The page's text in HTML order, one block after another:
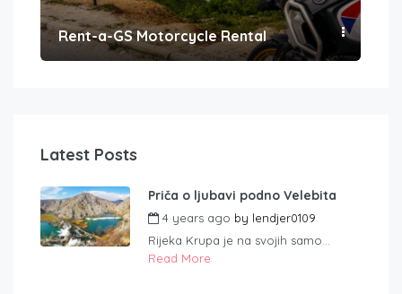
Rent-a-GS Motorcycle Rental
Latest Posts
Priča o ljubavi podno Velebita
4 years ago by lendjer0109
Rijeka Krupa je na svojih samo...
Read More